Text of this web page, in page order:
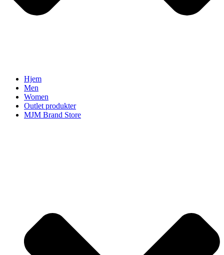
Hjem
Men
Women
Outlet produkter
MJM Brand Store